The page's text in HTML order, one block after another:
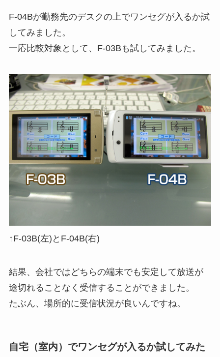
F-04Bが勤務先のデスクの上でワンセグが入るか試
してみました。
一応比較対象として、F-03Bも試してみました。
↑F-03B(左)とF-04B(右)
結果、会社ではどちらの端末でも安定して放送が
途切れることなく受信することができました。
たぶん、場所的に受信状況が良いんですね。
自宅（室内）でワンセグが入るか試してみた